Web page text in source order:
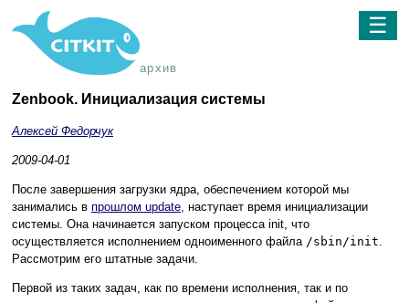
архив
☰
Zenbook. Инициализация системы
Алексей Федорчук
2009-04-01
После завершения загрузки ядра, обеспечением которой мы
занимались в прошлом update, наступает время инициализации
системы. Она начинается запуском процесса init, что
осуществляется исполнением одноименного файла /sbin/init.
Рассмотрим его штатные задачи.
Первой из таких задач, как по времени исполнения, так и по